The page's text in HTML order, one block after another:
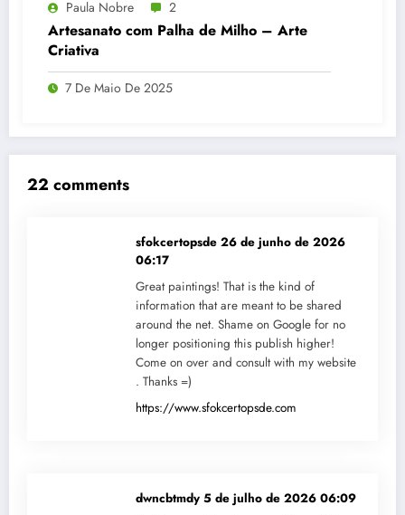
Paula Nobre 2
Artesanato com Palha de Milho – Arte
Criativa
7 De Maio De 2025
22 comments
sfokcertopsde 26 de junho de 2026
06:17
Great paintings! That is the kind of
information that are meant to be shared
around the net. Shame on Google for no
longer positioning this publish higher!
Come on over and consult with my website
. Thanks =)
https://www.sfokcertopsde.com
dwncbtmdy 5 de julho de 2026 06:09